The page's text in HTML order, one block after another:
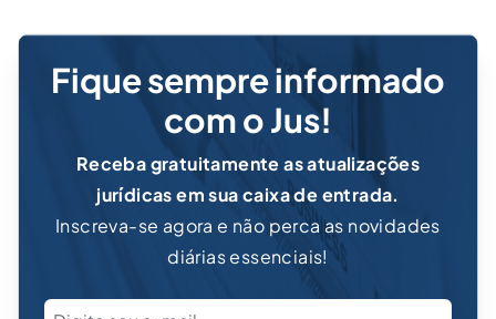
Fique sempre informado
com o Jus!
Receba gratuitamente as atualizações
jurídicas em sua caixa de entrada.
Inscreva-se agora e não perca as novidades
diárias essenciais!